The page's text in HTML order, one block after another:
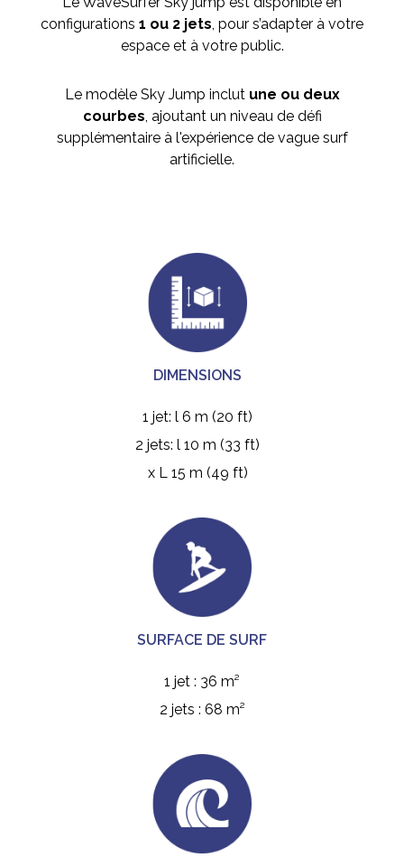
configurations 1 ou 2 jets, pour s’adapter à votre
espace et à votre public.
Le modèle Sky Jump inclut une ou deux
courbes, ajoutant un niveau de défi
supplémentaire à l'expérience de vague surf
artificielle.
DIMENSIONS
1 jet: l 6 m (20 ft)
2 jets: l 10 m (33 ft)
x L 15 m (49 ft)
SURFACE DE SURF
1 jet : 36 m²
2 jets : 68 m²